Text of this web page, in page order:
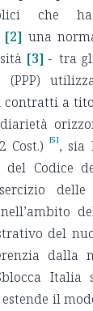
che
[2] una
[3] - tra
(PPP)
a
Cost.)
[5], sia
Codice
del
dalla
Italia
il